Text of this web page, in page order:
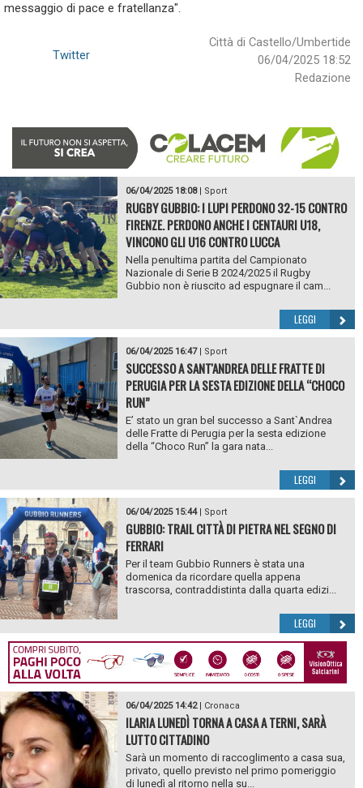
messaggio di pace e fratellanza".
Città di Castello/Umbertide
06/04/2025 18:52
Redazione
Twitter
06/04/2025 18:08| Sport
RUGBY GUBBIO: I LUPI PERDONO 32-15 CONTRO
FIRENZE. PERDONO ANCHE I CENTAURI U18,
VINCONO GLI U16 CONTRO LUCCA
Nella penultima partita del Campionato
Nazionale di Serie B 2024/2025 il Rugby
Gubbio non è riuscito ad espugnare il cam...
LEGGI
06/04/2025 16:47| Sport
SUCCESSO A SANT'ANDREA DELLE FRATTE DI
PERUGIA PER LA SESTA EDIZIONE DELLA “CHOCO
RUN”
E’ stato un gran bel successo a Sant`Andrea
delle Fratte di Perugia per la sesta edizione
della “Choco Run” la gara nata...
LEGGI
06/04/2025 15:44| Sport
GUBBIO: TRAIL CITTÀ DI PIETRA NEL SEGNO DI
FERRARI
Per il team Gubbio Runners è stata una
domenica da ricordare quella appena
trascorsa, contraddistinta dalla quarta edizi...
LEGGI
06/04/2025 14:42| Cronaca
ILARIA LUNEDÌ TORNA A CASA A TERNI, SARÀ
LUTTO CITTADINO
Sarà un momento di raccoglimento a casa sua,
privato, quello previsto nel primo pomeriggio
di lunedì al ritorno nella su...